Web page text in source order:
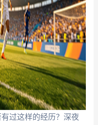
过这样的经历？深夜